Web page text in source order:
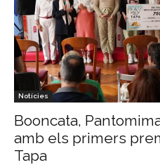
Notícies
Booncata,
amb els primers
Tapa